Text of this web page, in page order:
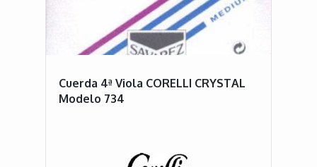
Cuerda 4ª Viola CORELLI CRYSTAL
Modelo 734